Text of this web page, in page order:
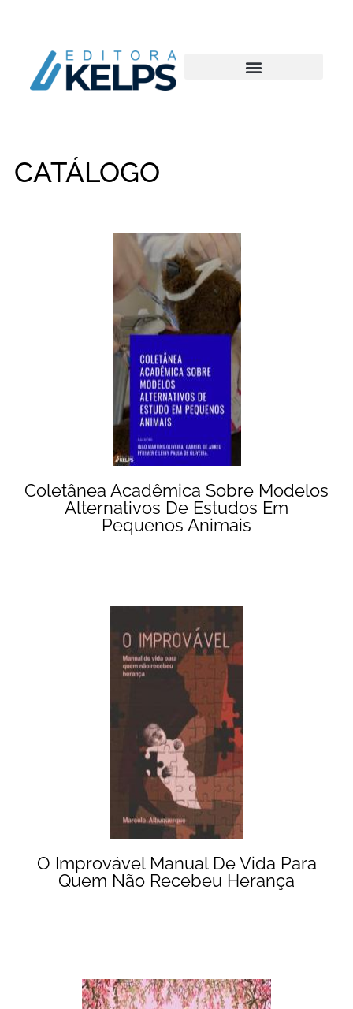
CATÁLOGO
Coletânea Acadêmica Sobre Modelos
Alternativos De Estudos Em
Pequenos Animais
O Improvável Manual De Vida Para
Quem Não Recebeu Herança